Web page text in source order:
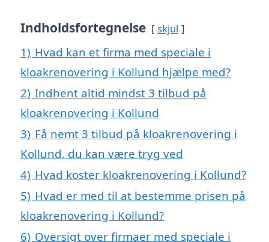
Indholdsfortegnelse skjul
1) Hvad kan et firma med speciale i
kloakrenovering i Kollund hjælpe med?
2) Indhent altid mindst 3 tilbud på
kloakrenovering i Kollund
3) Få nemt 3 tilbud på kloakrenovering i
Kollund, du kan være tryg ved
4) Hvad koster kloakrenovering i Kollund?
5) Hvad er med til at bestemme prisen på
kloakrenovering i Kollund?
6) Oversigt over firmaer med speciale i